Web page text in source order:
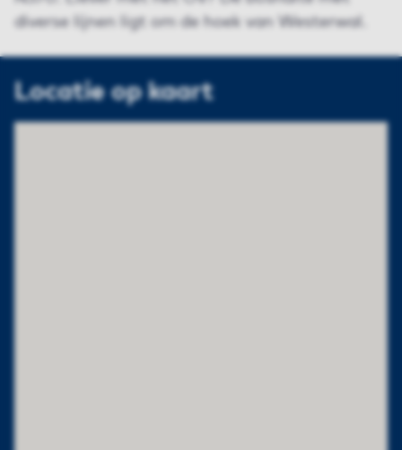
diverse lijnen ligt om de hoek van Westerwal.
Locatie op kaart